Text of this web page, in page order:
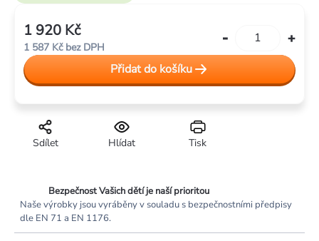
Tisk
Hlídat
Sdílet
1 920 Kč
1 587 Kč bez DPH
cena:
Přidat do košíku
Bezpečnost Vašich dětí je naší prioritou
Naše výrobky jsou vyráběny v souladu s bezpečnostními předpisy
dle EN 71 a EN 1176.